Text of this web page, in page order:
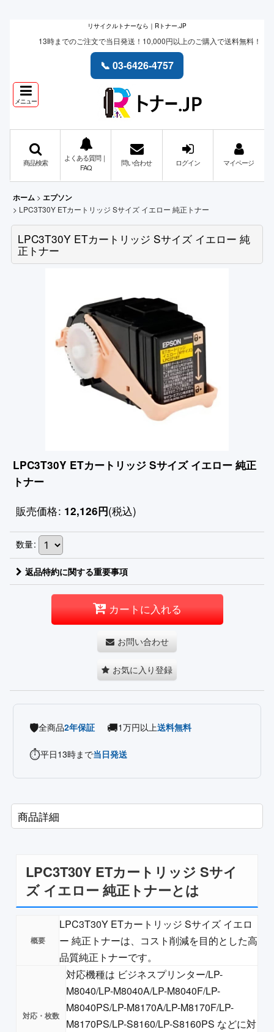
リサイクルトナーなら｜Rトナー.JP
13時までのご注文で当日発送！10,000円以上のご購入で送料無料！
📞 03-6426-4757
メニュー
商品検索
よくある質問｜
FAQ
問い合わせ ログイン マイページ
ホーム > エプソン
> LPC3T30Y ETカートリッジ Sサイズ イエロー 純正トナー
LPC3T30Y ETカートリッジ Sサイズ イエロー 純
正トナー
LPC3T30Y ETカートリッジ Sサイズ イエロー 純正
トナー
販売価格: 12,126円(税込)
数量:
返品特約に関する重要事項
カートに入れる
お問い合わせ
お気に入り登録
🛡️全商品2年保証 🚚1万円以上送料無料
⏱️平日13時まで当日発送
商品詳細
LPC3T30Y ETカートリッジ Sサイ
ズ イエロー 純正トナーとは
LPC3T30Y ETカートリッジ Sサイズ イエロ
ー 純正トナーは、コスト削減を目的とした高
品質純正トナーです。
対応機種は ビジネスプリンター/LP-
M8040/LP-M8040A/LP-M8040F/LP-
M8040PS/LP-M8170A/LP-M8170F/LP-
M8170PS/LP-S8160/LP-S8160PS などに対